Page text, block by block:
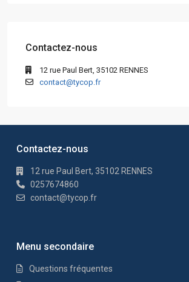
Contactez-nous
12 rue Paul Bert, 35102 RENNES
contact@tycop.fr
Contactez-nous
12 rue Paul Bert, 35102 RENNES
0257674860
contact@tycop.fr
Menu secondaire
Questions fréquentes